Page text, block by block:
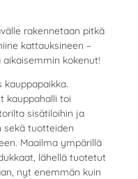
rakennetaan pitkä
kattauksineen –
kokenut!
kauppapaikka.
kauppahalli toi
sisätiloihin ja
sekä tuotteiden
Maailma ympärillä
lähellä tuotetut
nyt enemmän kuin